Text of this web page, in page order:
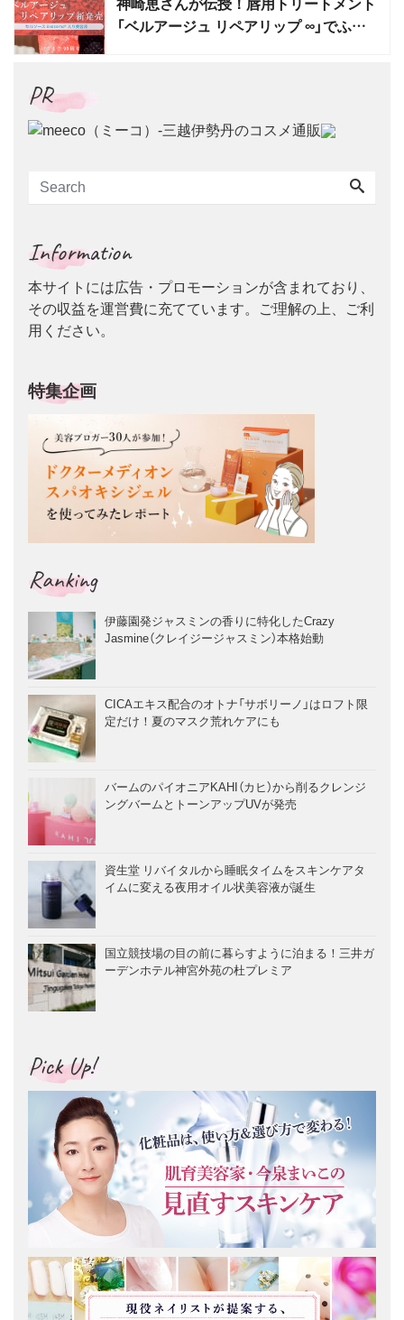
「ベルアージュ リペアリップ ∞」でふっ
PR
Information
本サイトには広告・プロモーションが含まれており、
その収益を運営費に充てています。ご理解の上、ご利
用ください。
特集企画
Ranking
伊藤園発ジャスミンの香りに特化したCrazy
Jasmine（クレイジージャスミン）本格始動
CICAエキス配合のオトナ「サボリーノ」はロフト限
定だけ！夏のマスク荒れケアにも
バームのパイオニアKAHI（カヒ）から削るクレンジ
ングバームとトーンアップUVが発売
資生堂 リバイタルから睡眠タイムをスキンケアタ
イムに変える夜用オイル状美容液が誕生
国立競技場の目の前に暮らすように泊まる！三井ガ
ーデンホテル神宮外苑の杜プレミア
Pick Up!